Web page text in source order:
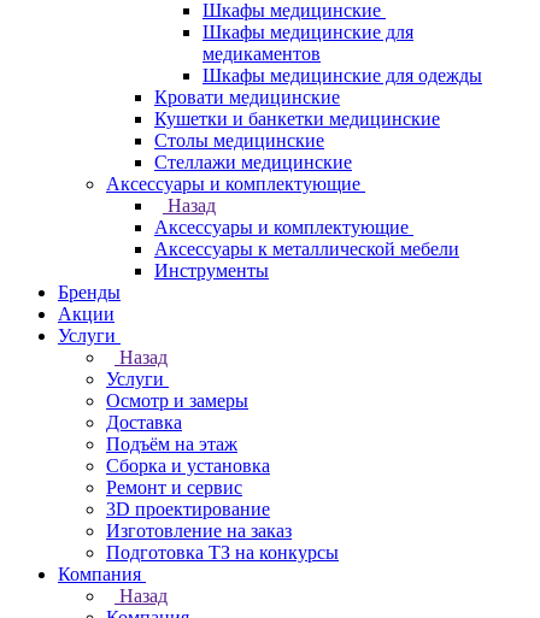
Шкафы медицинские
Шкафы медицинские для
медикаментов
Шкафы медицинские для одежды
Кровати медицинские
Кушетки и банкетки медицинские
Столы медицинские
Стеллажи медицинские
Аксессуары и комплектующие
Назад
Аксессуары и комплектующие
Аксессуары к металлической мебели
Инструменты
Бренды
Акции
Услуги
Назад
Услуги
Осмотр и замеры
Доставка
Подъём на этаж
Сборка и установка
Ремонт и сервис
3D проектирование
Изготовление на заказ
Подготовка ТЗ на конкурсы
Компания
Назад